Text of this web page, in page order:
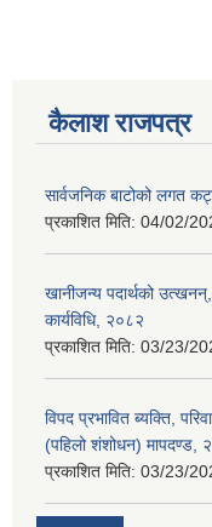
कैलाश राजपत्र
सार्वजनिक बाटोको लगत
प्रकाशित मिति: 04/02/
खानीजन्य पदार्थको
कार्यविधि, २०८२
प्रकाशित मिति: 03/23/
विपद प्रभावित ब्यक्ति,
(पहिलो शंशोधन) मापदण्ड,
प्रकाशित मिति: 03/23/